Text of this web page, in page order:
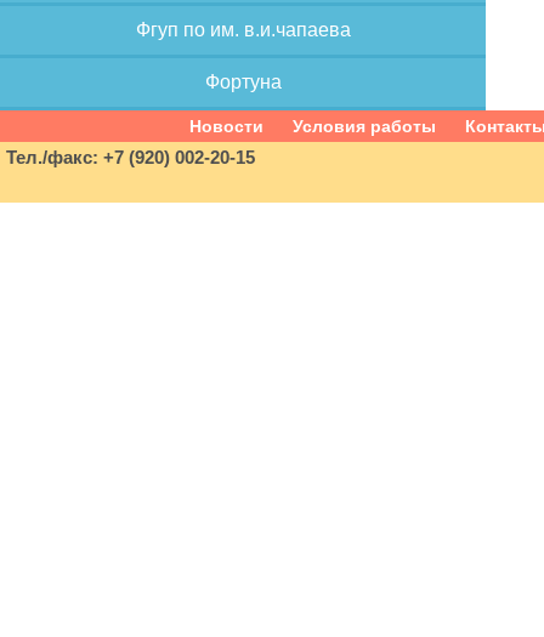
Фгуп по им. в.и.чапаева
Фортуна
Новости Условия работы
Тел./факс: +7 (920) 002-20-15